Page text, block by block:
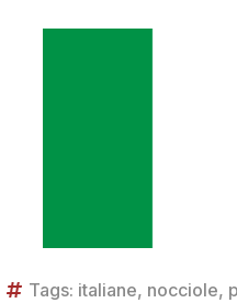
Tags: italiane, nocciole,